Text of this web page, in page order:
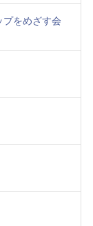
をめざす会